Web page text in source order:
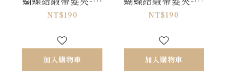
檳粉
NT$190
加入購物車
光白
NT$190
加入購物車